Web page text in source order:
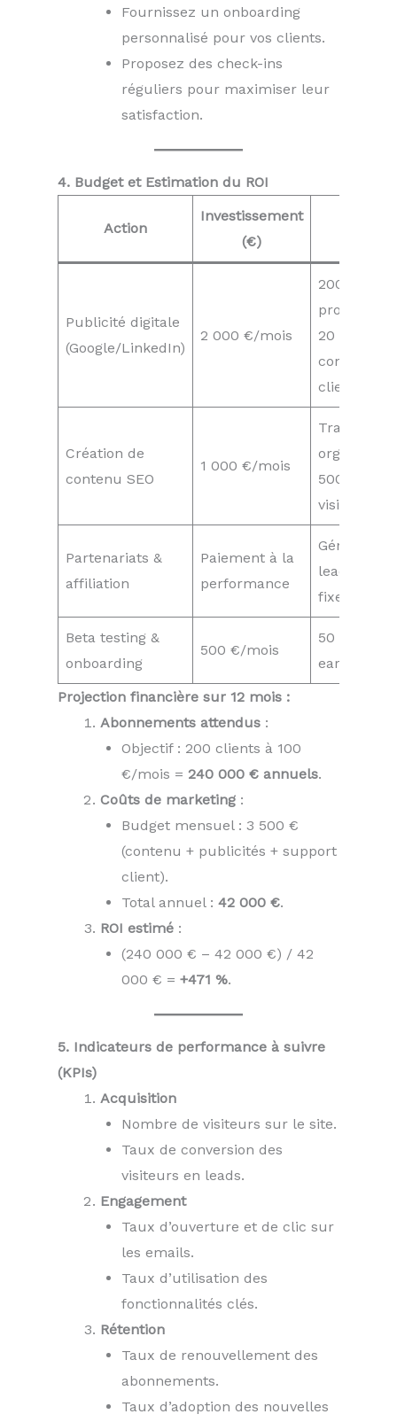
Fournissez un onboarding
personnalisé pour vos clients.
Proposez des check-ins
réguliers pour maximiser leur
satisfaction.
4. Budget et Estimation du ROI
Action
Investissement
(€)
Publicité digitale
(Google/LinkedIn)
2 000 €/mois
200
prospects/
20 %
conversion
clients
Création de
contenu SEO
1 000 €/mois
Trafic
organique :
500
visiteurs/
Partenariats &
affiliation
Paiement à la
performance
Génération
leads sans
fixe
Beta testing &
onboarding
500 €/mois
50 clients
early
Projection financière sur 12 mois :
Abonnements attendus :
Objectif : 200 clients à 100
€/mois = 240 000 € annuels.
Coûts de marketing :
Budget mensuel : 3 500 €
(contenu + publicités + support
client).
Total annuel : 42 000 €.
ROI estimé :
(240 000 € – 42 000 €) / 42
000 € = +471 %.
5. Indicateurs de performance à suivre
(KPIs)
Acquisition
Nombre de visiteurs sur le site.
Taux de conversion des
visiteurs en leads.
Engagement
Taux d’ouverture et de clic sur
les emails.
Taux d’utilisation des
fonctionnalités clés.
Rétention
Taux de renouvellement des
abonnements.
Taux d’adoption des nouvelles